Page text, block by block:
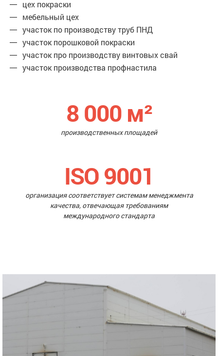
цех покраски
мебельный цех
участок по производству труб ПНД
участок порошковой покраски
участок про производству винтовых свай
участок производства профнастила
8 000 м²
производственных площадей
ISO 9001
организация соответствует системам менеджмента
качества, отвечающая требованиям
международного стандарта